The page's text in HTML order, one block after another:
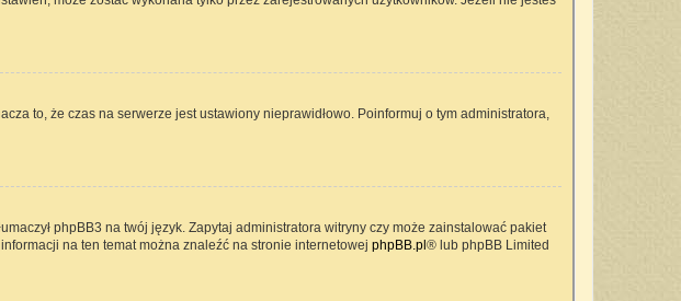
to, że czas na serwerze jest ustawiony nieprawidłowo. Poinformuj o tym administratora,
phpBB3 na twój język. Zapytaj administratora witryny czy może zainstalować pakiet
na ten temat można znaleźć na stronie internetowej phpBB.pl ® lub phpBB Limited